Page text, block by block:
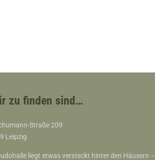
zu finden sind…
Straße 209
Leipzig
liegt etwas versteckt hinter den Häusern –